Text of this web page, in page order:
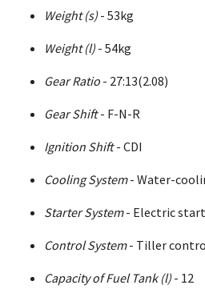
Weight (s) - 53kg
Weight (l) - 54kg
Gear Ratio - 27:13(2.08)
Gear Shift - F-N-R
Ignition Shift- CDI
Cooling System - Water-
Starter System- Electric start
Control System - Tiller
Capacity of Fuel Tank (l) - 12